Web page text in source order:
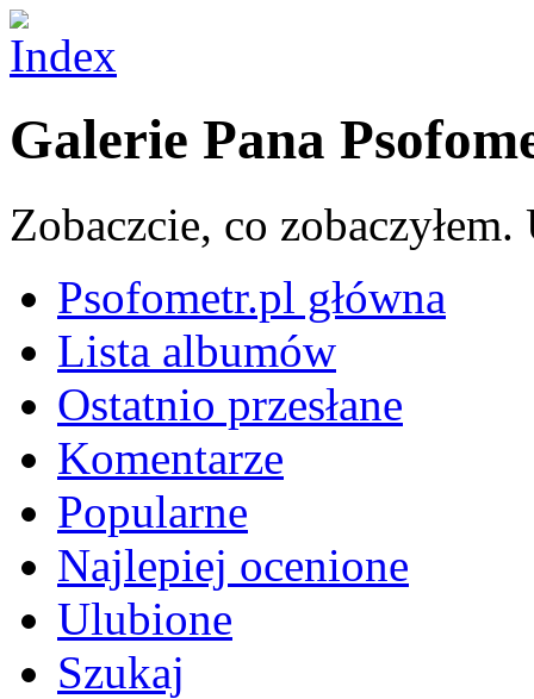
Galerie Pana
Zobaczcie, co zobaczyłem.
Psofometr.pl główna
Lista albumów
Ostatnio przesłane
Komentarze
Popularne
Najlepiej ocenione
Ulubione
Szukaj